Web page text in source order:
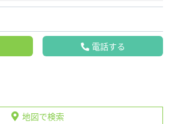
電話する
地図で検索